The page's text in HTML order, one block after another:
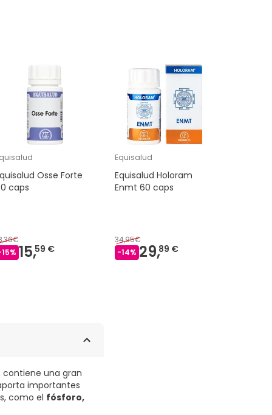
Osse Forte
caps
15% 15,59 €
Equisalud
Equisalud Holoram
Enmt 60 caps
34,95€
-14% 29,89 €
contiene una gran
importantes
como el fósforo,